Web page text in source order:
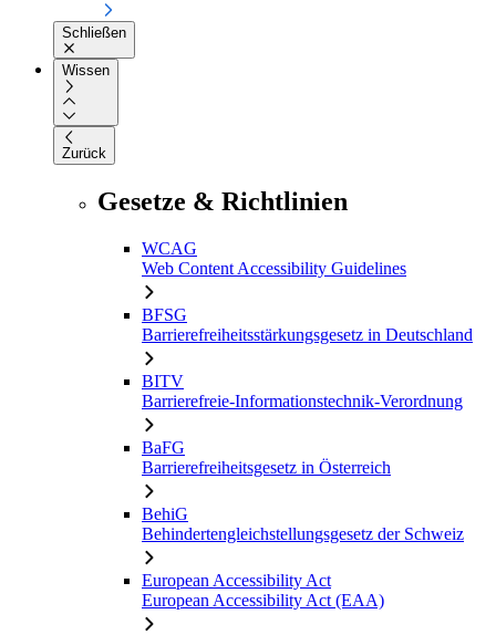
Schließen
Wissen
Zurück
Gesetze & Richtlinien
WCAG
Web Content Accessibility Guidelines
BFSG
Barrierefreiheitsstärkungsgesetz in Deutschland
BITV
Barrierefreie-Informationstechnik-Verordnung
BaFG
Barrierefreiheitsgesetz in Österreich
BehiG
Behindertengleichstellungsgesetz der Schweiz
European Accessibility Act
European Accessibility Act (EAA)